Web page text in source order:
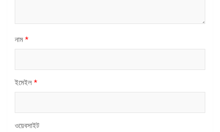
নাম *
ইমেইল *
ওয়েবসাইট